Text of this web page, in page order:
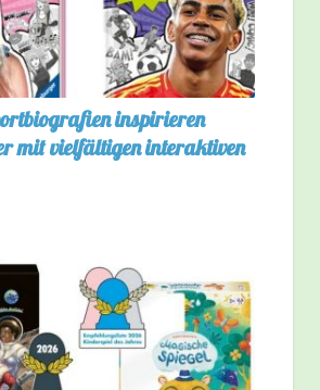
inspirieren
mit vielfältigen interaktiven